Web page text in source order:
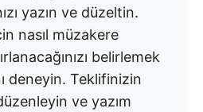
yazın ve düzeltin.
nasıl müzakere
belirlemek
deneyin. Teklifinizin
ve yazım